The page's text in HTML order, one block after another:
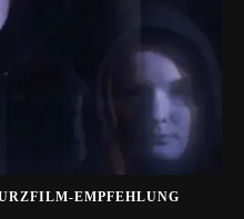
EMPFEHLUNG